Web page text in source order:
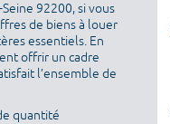
92200, si vous
de biens à louer
essentiels. En
offrir un cadre
l’ensemble de
quantité